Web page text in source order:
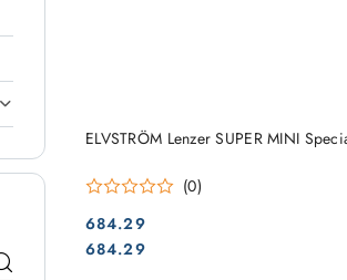
ELVSTRÖM Lenzer SUPER MINI
(0)
Cena:
684.29
Cena:
684.29
DO KOSZYKA